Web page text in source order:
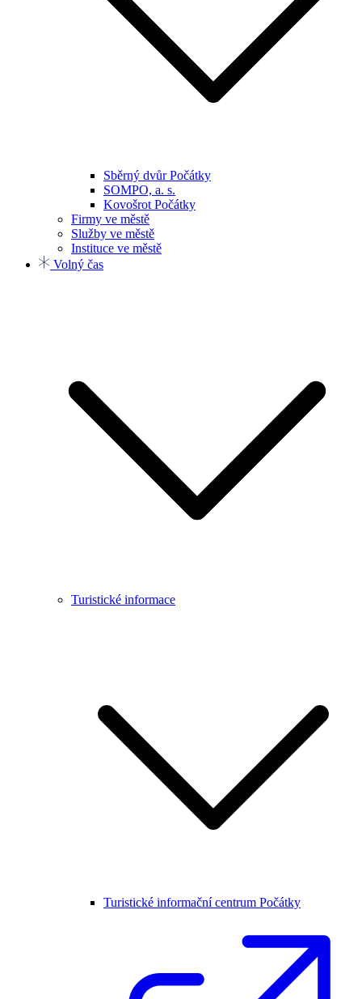
Sběrný dvůr Počátky
SOMPO, a. s.
Kovošrot Počátky
Firmy ve městě
Služby ve městě
Instituce ve městě
Volný čas
Turistické informace
Turistické informační centrum Počátky